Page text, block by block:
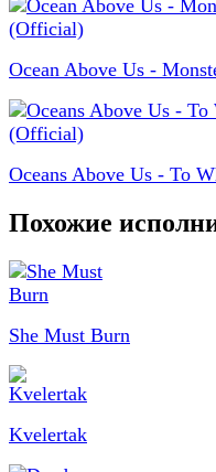
Ocean Above Us -
Oceans Above Us - To
Похожие
She Must Burn
Kvelertak